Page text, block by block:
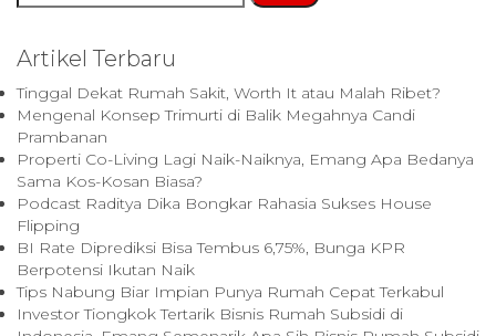
for:
Artikel Terbaru
Tinggal Dekat Rumah Sakit, Worth It atau Malah Ribet?
Mengenal Konsep Trimurti di Balik Megahnya Candi
Prambanan
Properti Co-Living Lagi Naik-Naiknya, Emang Apa Bedanya
Sama Kos-Kosan Biasa?
Podcast Raditya Dika Bongkar Rahasia Sukses House
Flipping
BI Rate Diprediksi Bisa Tembus 6,75%, Bunga KPR
Berpotensi Ikutan Naik
Tips Nabung Biar Impian Punya Rumah Cepat Terkabul
Investor Tiongkok Tertarik Bisnis Rumah Subsidi di